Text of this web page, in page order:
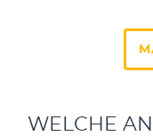
WELCHE